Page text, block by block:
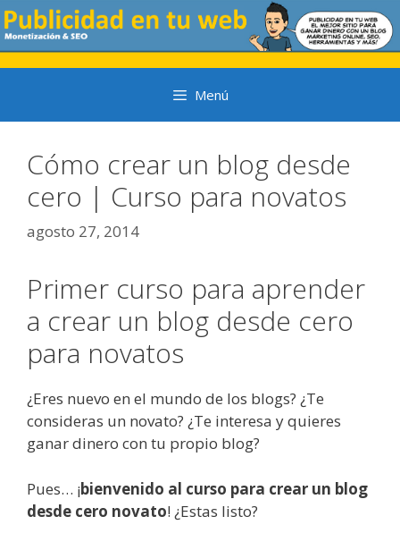
Saltar
al
contenido
Menú
Cómo crear un blog desde
cero | Curso para novatos
agosto 27, 2014
Primer curso para aprender
a crear un blog desde cero
para novatos
¿Eres nuevo en el mundo de los blogs? ¿Te
consideras un novato? ¿Te interesa y quieres
ganar dinero con tu propio blog?
Pues… ¡bienvenido al curso para crear un blog
desde cero novato! ¿Estas listo?